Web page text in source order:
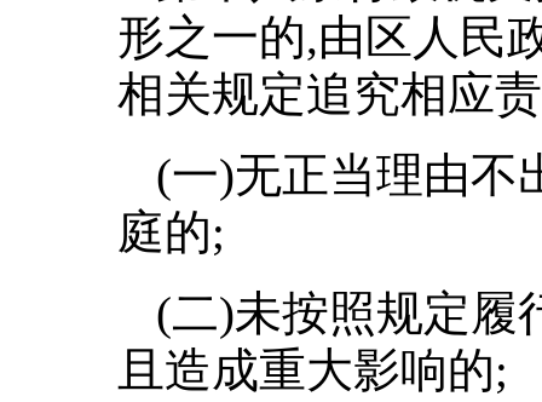
形之一的,由区人民
相关规定追究相应
(一)无正当理由不
庭的;
(二)未按照规定履
且造成重大影响的;